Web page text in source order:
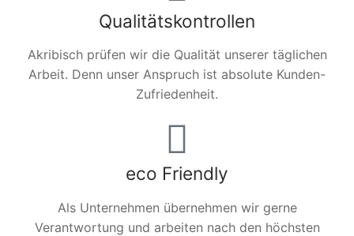
Qualitätskontrollen
Akribisch prüfen wir die Qualität unserer täglichen
Arbeit. Denn unser Anspruch ist absolute Kunden-
Zufriedenheit.
eco Friendly
Als Unternehmen übernehmen wir gerne
Verantwortung und arbeiten nach den höchsten